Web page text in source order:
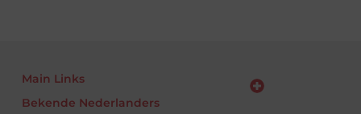
Main Links
Bekende Nederlanders